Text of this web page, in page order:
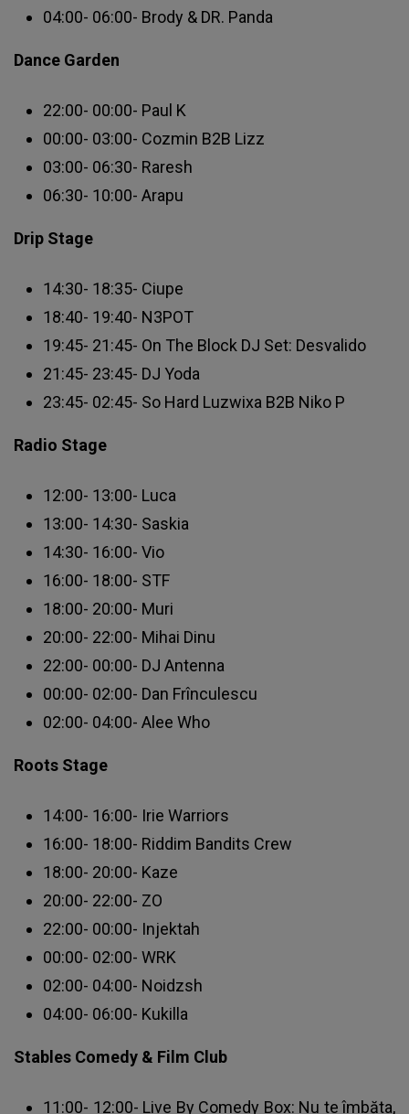
04:00- 06:00- Brody & DR. Panda
Dance Garden
22:00- 00:00- Paul K
00:00- 03:00- Cozmin B2B Lizz
03:00- 06:30- Raresh
06:30- 10:00- Arapu
Drip Stage
14:30- 18:35- Ciupe
18:40- 19:40- N3POT
19:45- 21:45- On The Block DJ Set: Desvalido
21:45- 23:45- DJ Yoda
23:45- 02:45- So Hard Luzwixa B2B Niko P
Radio Stage
12:00- 13:00- Luca
13:00- 14:30- Saskia
14:30- 16:00- Vio
16:00- 18:00- STF
18:00- 20:00- Muri
20:00- 22:00- Mihai Dinu
22:00- 00:00- DJ Antenna
00:00- 02:00- Dan Frînculescu
02:00- 04:00- Alee Who
Roots Stage
14:00- 16:00- Irie Warriors
16:00- 18:00- Riddim Bandits Crew
18:00- 20:00- Kaze
20:00- 22:00- ZO
22:00- 00:00- Injektah
00:00- 02:00- WRK
02:00- 04:00- Noidzsh
04:00- 06:00- Kukilla
Stables Comedy & Film Club
11:00- 12:00- Live By Comedy Box: Nu te îmbăta,